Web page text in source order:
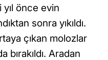
yıl önce evin
sonra yıkıldı.
çıkan molozlar
bırakıldı. Aradan